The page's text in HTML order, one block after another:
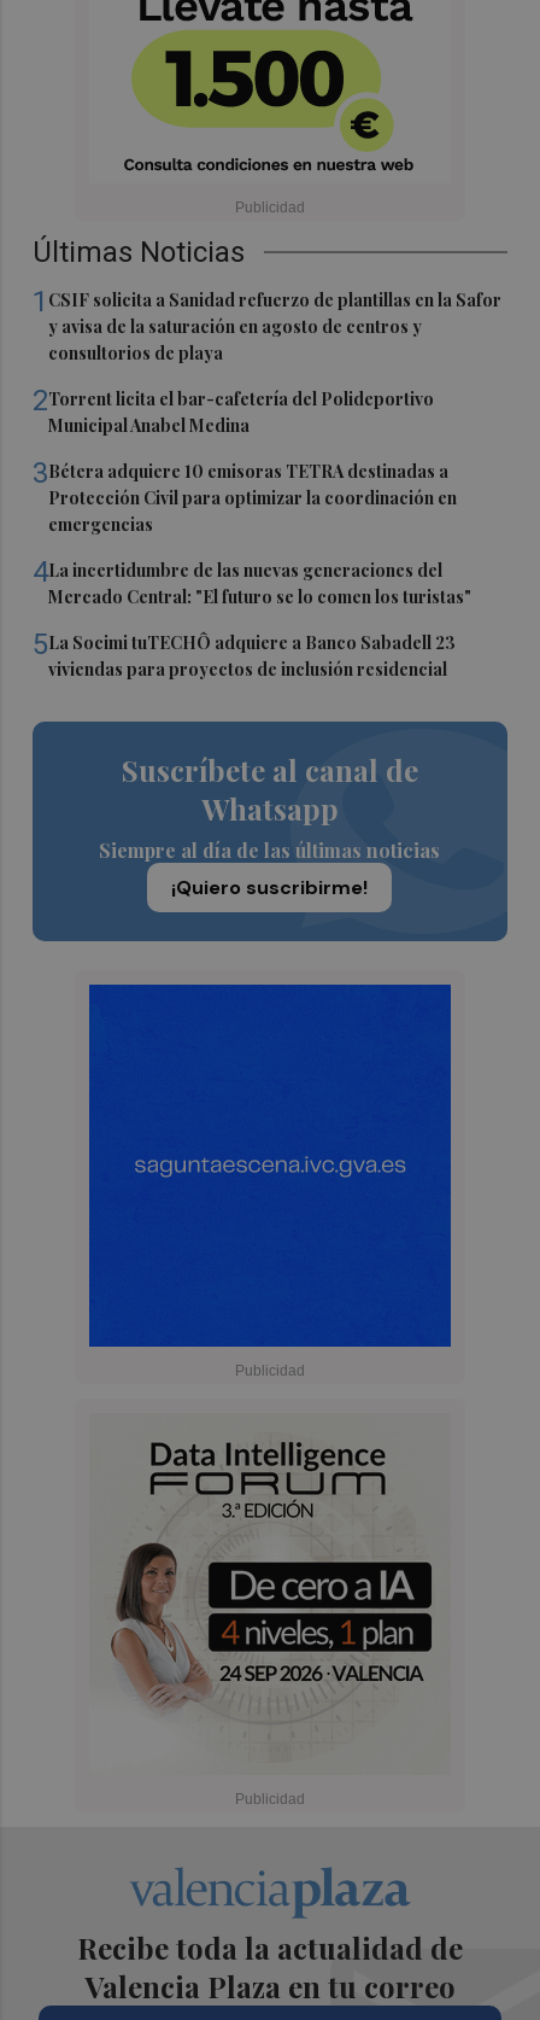
Últimas Noticias
1 CSIF solicita a Sanidad refuerzo de plantillas en la Safor
y avisa de la saturación en agosto de centros y
consultorios de playa
2Torrent licita el bar-cafetería del Polideportivo
Municipal Anabel Medina
3Bétera adquiere 10 emisoras TETRA destinadas a
Protección Civil para optimizar la coordinación en
emergencias
4La incertidumbre de las nuevas generaciones del
Mercado Central: "El futuro se lo comen los turistas"
5La Socimi tuTECHÔ adquiere a Banco Sabadell 23
viviendas para proyectos de inclusión residencial
Suscríbete al canal de
Whatsapp
Siempre al día de las últimas noticias
¡Quiero suscribirme!
Recibe toda la actualidad de
Valencia Plaza en tu correo